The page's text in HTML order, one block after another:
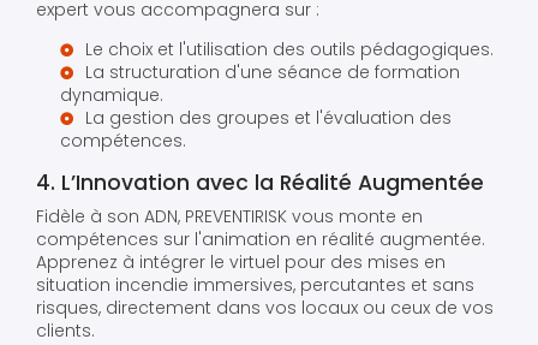
expert vous accompagnera sur :
Le choix et l'utilisation des outils pédagogiques.
La structuration d'une séance de formation
dynamique.
La gestion des groupes et l'évaluation des
compétences.
4. L’Innovation avec la Réalité Augmentée
Fidèle à son ADN, PREVENTIRISK vous monte en
compétences sur l'animation en réalité augmentée.
Apprenez à intégrer le virtuel pour des mises en
situation incendie immersives, percutantes et sans
risques, directement dans vos locaux ou ceux de vos
clients.